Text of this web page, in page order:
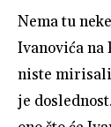
Nema tu
Ivanovića na
niste
je